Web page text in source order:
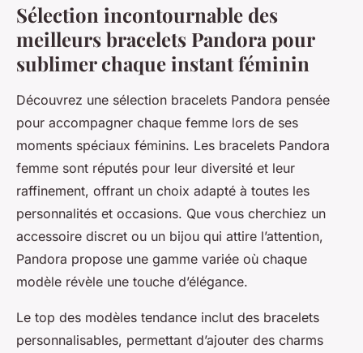
Sélection incontournable des
meilleurs bracelets Pandora pour
sublimer chaque instant féminin
Découvrez une sélection bracelets Pandora pensée
pour accompagner chaque femme lors de ses
moments spéciaux féminins. Les bracelets Pandora
femme sont réputés pour leur diversité et leur
raffinement, offrant un choix adapté à toutes les
personnalités et occasions. Que vous cherchiez un
accessoire discret ou un bijou qui attire l’attention,
Pandora propose une gamme variée où chaque
modèle révèle une touche d’élégance.
Le top des modèles tendance inclut des bracelets
personnalisables, permettant d’ajouter des charms